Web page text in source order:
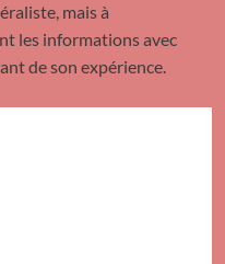
mais à
les informations avec
de son expérience.